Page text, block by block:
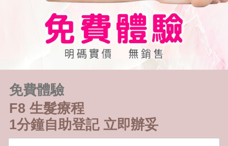
免費體驗
F8 生髮療程
1分鐘自助登記 立即辦妥